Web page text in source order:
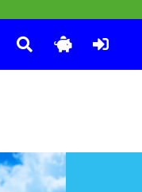
—
и бананы — Хочу